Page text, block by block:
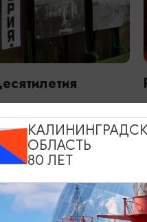
Мамонтовское шоссе
ОБЛАСТЬ
80 ЛЕТ